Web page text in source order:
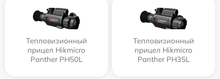
Тепловизионный
прицел Hikmicro
Panther PH50L
Тепловизионный
прицел Hikmicro
Panther PH35L